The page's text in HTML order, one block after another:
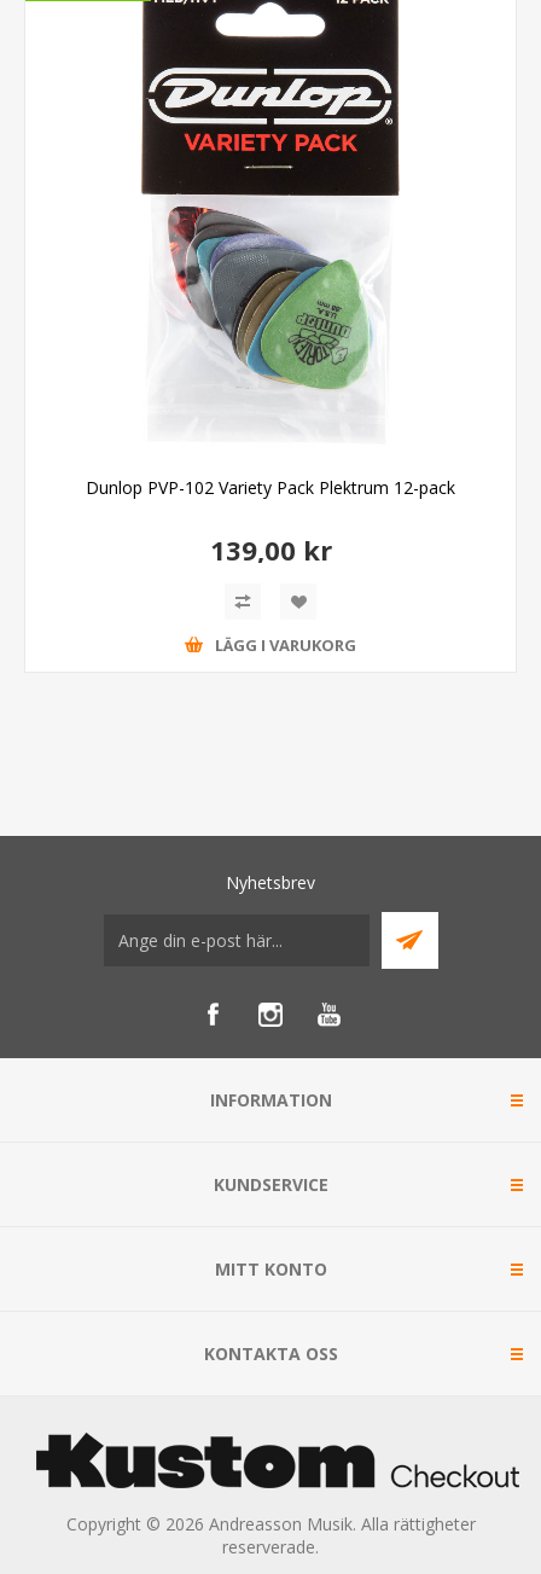
Dunlop PVP-102 Variety Pack Plektrum 12-pack
139,00 kr
LÄGG I VARUKORG
Nyhetsbrev
INFORMATION
KUNDSERVICE
MITT KONTO
KONTAKTA OSS
Copyright © 2026 Andreasson Musik. Alla rättigheter
reserverade.